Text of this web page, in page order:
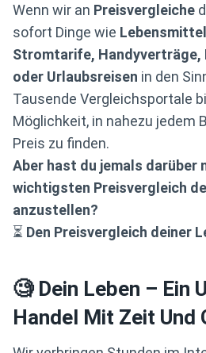
Wenn wir an Preisvergleiche
sofort Dinge wie
Stromtarife, Handyverträge,
oder Urlaubsreisen in den
Tausende Vergleichsportale
Möglichkeit, in nahezu jedem
Preis zu finden.
Aber hast du jemals darüber
wichtigsten Preisvergleich
anzustellen?
⏳ Den Preisvergleich deiner
🧐 Dein Leben – Ein
Handel Mit Zeit Und